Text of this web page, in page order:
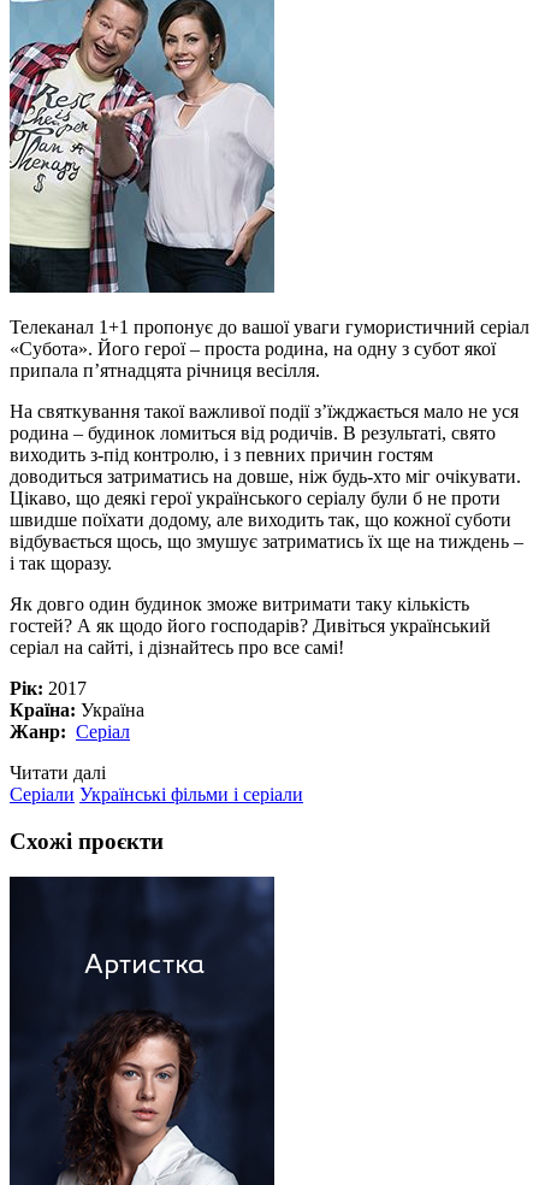
Телеканал 1+1 пропонує до вашої уваги гумористичний серіал
«Субота». Його герої – проста родина, на одну з субот якої
припала п’ятнадцята річниця весілля.
На святкування такої важливої події з’їжджається мало не уся
родина – будинок ломиться від родичів. В результаті, свято
виходить з-під контролю, і з певних причин гостям
доводиться затриматись на довше, ніж будь-хто міг очікувати.
Цікаво, що деякі герої українського серіалу були б не проти
швидше поїхати додому, але виходить так, що кожної суботи
відбувається щось, що змушує затриматись їх ще на тиждень –
і так щоразу.
Як довго один будинок зможе витримати таку кількість
гостей? А як щодо його господарів? Дивіться український
серіал на сайті, і дізнайтесь про все самі!
Рік: 2017
Країна: Україна
Жанр: Серіал
Читати далі
Серіали Українські фільми і серіали
Схожі проєкти